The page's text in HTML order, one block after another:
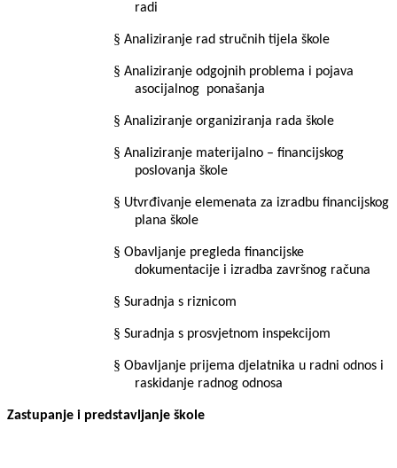
radi
§ Analiziranje rad stručnih tijela škole
§ Analiziranje odgojnih problema i pojava
asocijalnog ponašanja
§ Analiziranje organiziranja rada škole
§ Analiziranje materijalno – financijskog
poslovanja škole
§ Utvrđivanje elemenata za izradbu financijskog
plana škole
§ Obavljanje pregleda financijske
dokumentacije i izradba završnog računa
§ Suradnja s riznicom
§ Suradnja s prosvjetnom inspekcijom
§ Obavljanje prijema djelatnika u radni odnos i
raskidanje radnog odnosa
Zastupanje i predstavljanje škole